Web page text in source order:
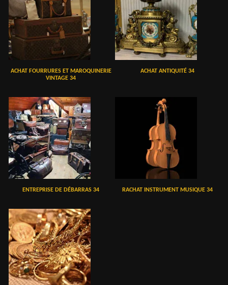
ACHAT FOURRURES ET MAROQUINERIE
VINTAGE 34
ACHAT ANTIQUITÉ 34
ENTREPRISE DE DÉBARRAS 34 RACHAT INSTRUMENT MUSIQUE 34